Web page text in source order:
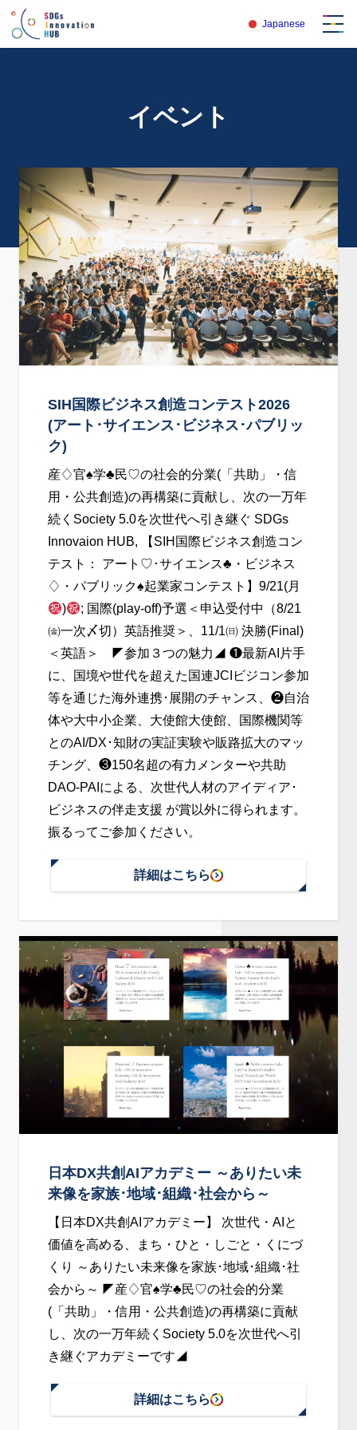
を
Japanese
イベント
SIH国際ビジネス創造コンテスト2026
(アート･サイエンス･ビジネス･パブリッ
ク)
産♢官♠学♣民♡の社会的分業(「共助」・信
用・公共創造)の再構築に貢献し、次の一万年
続くSociety 5.0を次世代へ引き継ぐ SDGs
Innovaion HUB, 【SIH国際ビジネス創造コン
テスト： アート♡･サイエンス♣ ・ビジネス
♢・パブリック♠起業家コンテスト】9/21(月
)
; 国際(play-off)予選＜申込受付中（8/21
㈮一次〆切）英語推奨＞、11/1㈰ 決勝(Final)
＜英語＞ ◤参加３つの魅力◢ ❶最新AI片手
に、国境や世代を超えた国連JCIビジコン参加
等を通じた海外連携･展開のチャンス、❷自治
体や大中小企業、大使館大使館、国際機関等
とのAI/DX･知財の実証実験や販路拡大のマッ
チング、❸150名超の有力メンターや共助
DAO-PAIによる、次世代人材のアイディア･
ビジネスの伴走支援 が賞以外に得られます。
振るってご参加ください。
詳細はこちら
:
際
ビ
ジ
ネ
創
造
コ
ン
ス
ト
2026
(ア
ー
ト･
サ
イ
エ
ス･
ビ
日本DX共創AIアカデミー ～ありたい未
来像を家族･地域･組織･社会から～
【日本DX共創AIアカデミー】 次世代・AIと
価値を高める、まち・ひと・しごと・くにづ
くり ～ありたい未来像を家族･地域･組織･社
会から～ ◤産♢官♠学♣民♡の社会的分業
(「共助」・信用・公共創造)の再構築に貢献
し、次の一万年続くSociety 5.0を次世代へ引
き継ぐアカデミーです◢
詳細はこちら
: